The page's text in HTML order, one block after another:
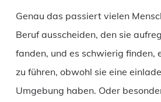
Genau das passiert vielen
Beruf ausscheiden, den sie
fanden, und es schwierig finden,
zu führen, obwohl sie eine
Umgebung haben. Oder